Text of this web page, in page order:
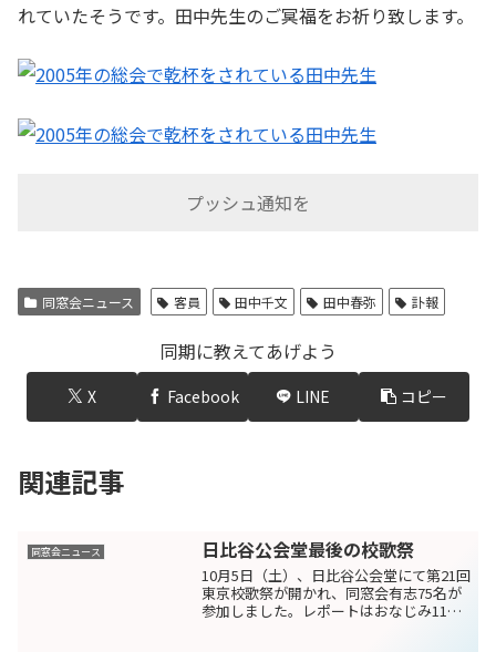
れていたそうです。田中先生のご冥福をお祈り致します。
プッシュ通知を
同窓会ニュース 客員 田中千文 田中春弥 訃報
同期に教えてあげよう
X Facebook LINE コピー
関連記事
同窓会ニュース 日比谷公会堂最後の校歌祭
10月5日（土）、日比谷公会堂にて第21回
東京校歌祭が開かれ、同窓会有志75名が
参加しました。レポートはおなじみ11期